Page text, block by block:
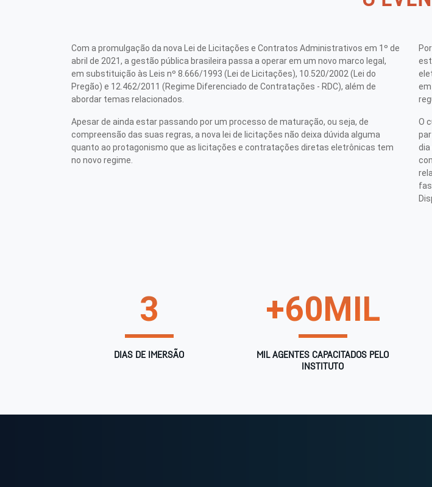
Com a promulgação da nova Lei de Licitações e Contratos Administrativos em 1º de
abril de 2021, a gestão pública brasileira passa a operar em um novo marco legal,
em substituição às Leis nº 8.666/1993 (Lei de Licitações), 10.520/2002 (Lei do
Pregão) e 12.462/2011 (Regime Diferenciado de Contratações - RDC), além de
abordar temas relacionados.
Apesar de ainda estar passando por um processo de maturação, ou seja, de
compreensão das suas regras, a nova lei de licitações não deixa dúvida alguma
quanto ao protagonismo que as licitações e contratações diretas eletrônicas tem
no novo regime.
O
3
DIAS DE IMERSÃO
+60MIL
MIL AGENTES CAPACITADOS PELO
INSTITUTO